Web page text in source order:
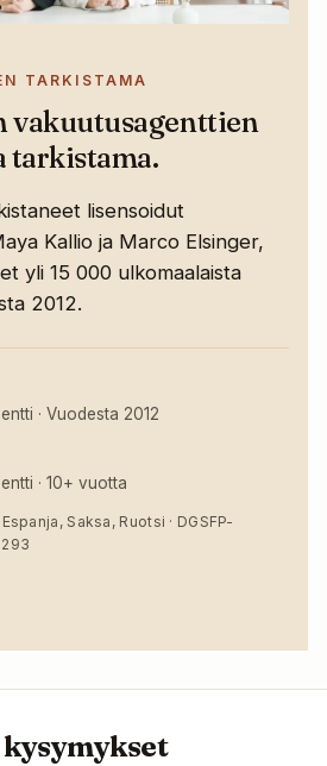
TARKISTAMA
vakuutusagenttien
tarkistama.
lisensoidut
Kallio ja Marco Elsinger,
yli 15 000 ulkomaalaista
2012.
· Vuodesta 2012
· 10+ vuotta
Saksa, Ruotsi · DGSFP-